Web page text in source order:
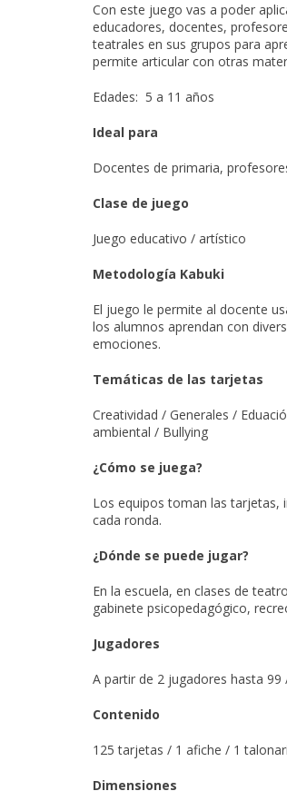
Con este juego vas a poder
educadores, docentes,
teatrales en sus grupos para
permite articular con otras
Edades: 5 a 11 años
Ideal para
Docentes de primaria,
Clase de juego
Juego educativo / artístico
Metodología Kabuki
El juego le permite al docente
los alumnos aprendan con
emociones.
Temáticas de las tarjetas
Creatividad / Generales /
ambiental / Bullying
¿Cómo se juega?
Los equipos toman las tarjetas,
cada ronda.
¿Dónde se puede jugar?
En la escuela, en clases de
gabinete psicopedagógico,
Jugadores
A partir de 2 jugadores hasta
Contenido
125 tarjetas / 1 afiche / 1
Dimensiones